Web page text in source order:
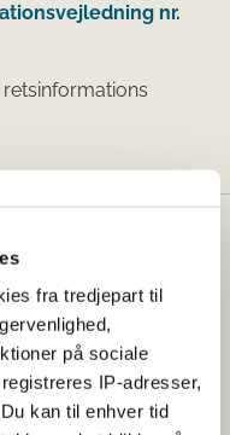
fra tredjepart til
på sociale
IP-adresser,
kan til enhver tid
nr.
under
med hele
fokus på
Vi står bag De
som du kender